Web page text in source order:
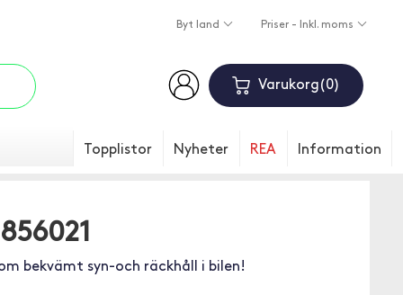
Byt land Priser - Inkl. moms
Varukorg 0
Topplistor Nyheter REA Information
bekvämt syn-och räckhåll i bilen!